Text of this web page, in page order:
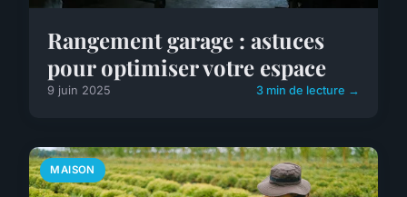
Rangement garage : astuces
pour optimiser votre espace
9 juin 2025 3 min de lecture →
MAISON